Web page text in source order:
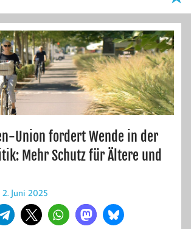
Union fordert Wende in der
Mehr Schutz für Ältere und
2. Juni 2025